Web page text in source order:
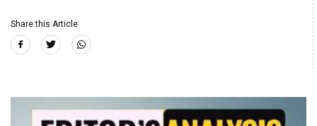
Share this Article